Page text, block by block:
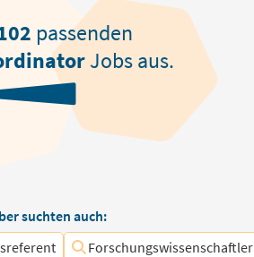
passenden
Jobs aus.
suchten auch:
Forschungswissenschaftler